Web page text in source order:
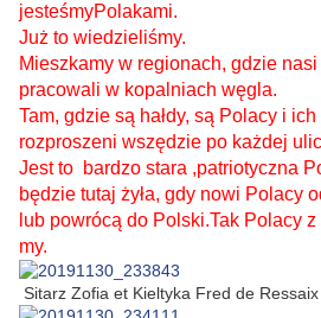
jesteśmyPolakami.
Już to wiedzieliśmy.
Mieszkamy w regionach, gdzie
pracowali w kopalniach węgla.
Tam, gdzie są hałdy, są Polacy i
rozproszeni wszędzie po każdej
Jest to bardzo stara ,patriotyczna
będzie tutaj żyła, gdy nowi Polacy
lub powrócą do Polski.Tak Polacy
my.
Sitarz Zofia et Kieltyka Fred de Ressaix